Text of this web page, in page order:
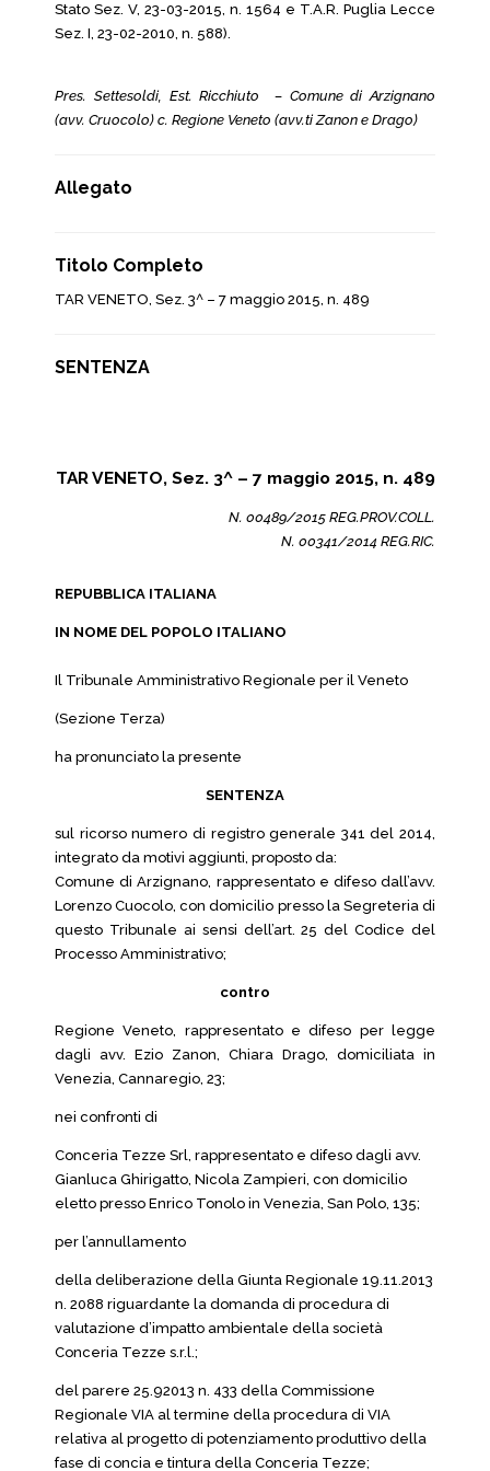
Stato Sez. V, 23-03-2015, n. 1564 e T.A.R. Puglia Lecce
Sez. I, 23-02-2010, n. 588).
Pres. Settesoldi, Est. Ricchiuto – Comune di Arzignano
(avv. Cruocolo) c. Regione Veneto (avv.ti Zanon e Drago)
Allegato
Titolo Completo
TAR VENETO, Sez. 3^ – 7 maggio 2015, n. 489
SENTENZA
TAR VENETO, Sez. 3^ – 7 maggio 2015, n. 489
N. 00489/2015 REG.PROV.COLL.
N. 00341/2014 REG.RIC.
REPUBBLICA ITALIANA
IN NOME DEL POPOLO ITALIANO
Il Tribunale Amministrativo Regionale per il Veneto
(Sezione Terza)
ha pronunciato la presente
SENTENZA
sul ricorso numero di registro generale 341 del 2014,
integrato da motivi aggiunti, proposto da:
Comune di Arzignano, rappresentato e difeso dall’avv.
Lorenzo Cuocolo, con domicilio presso la Segreteria di
questo Tribunale ai sensi dell’art. 25 del Codice del
Processo Amministrativo;
contro
Regione Veneto, rappresentato e difeso per legge
dagli avv. Ezio Zanon, Chiara Drago, domiciliata in
Venezia, Cannaregio, 23;
nei confronti di
Conceria Tezze Srl, rappresentato e difeso dagli avv.
Gianluca Ghirigatto, Nicola Zampieri, con domicilio
eletto presso Enrico Tonolo in Venezia, San Polo, 135;
per l’annullamento
della deliberazione della Giunta Regionale 19.11.2013
n. 2088 riguardante la domanda di procedura di
valutazione d’impatto ambientale della società
Conceria Tezze s.r.l.;
del parere 25.92013 n. 433 della Commissione
Regionale VIA al termine della procedura di VIA
relativa al progetto di potenziamento produttivo della
fase di concia e tintura della Conceria Tezze;